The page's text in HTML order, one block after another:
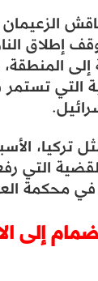
إطلاق
إلى
التي
تركيا،
التي
محكمة
إلى